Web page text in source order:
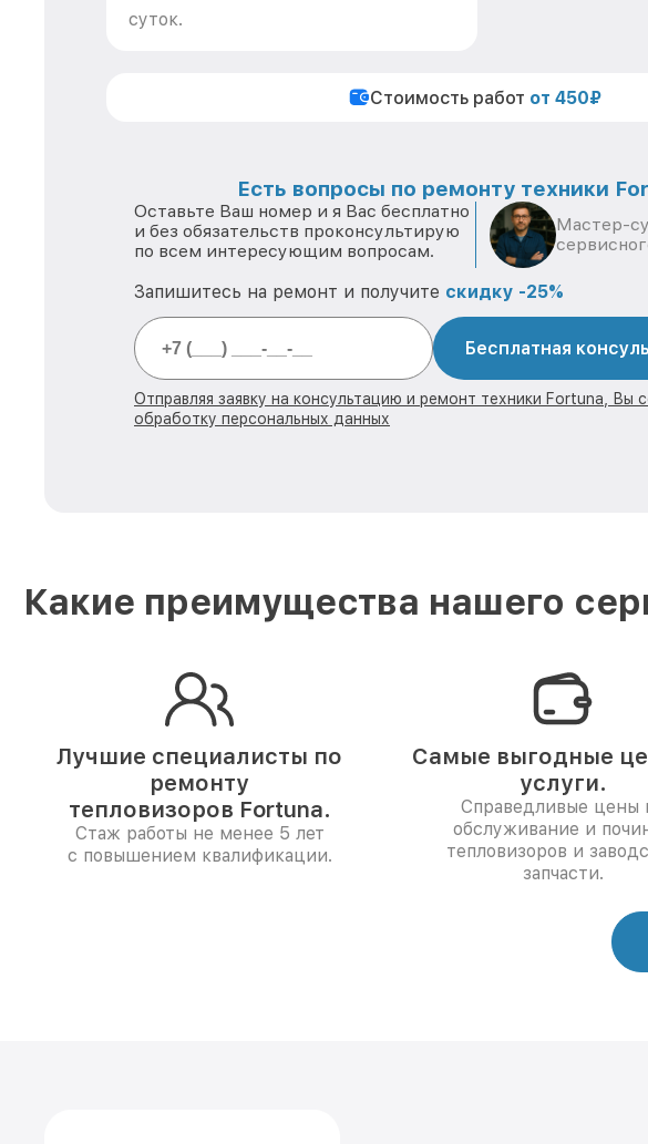
суток.
Стоимость работ от 450₽
Есть вопросы по ремонту техники
Оставьте Ваш номер и я Вас бесплатно
и без обязательств проконсультирую
по всем интересующим вопросам.
Мастер-
Запишитесь на ремонт и получите скидку -25%
Бесплатная
Отправляя заявку на консультацию и ремонт техники Fortuna, Вы
обработку персональных данных
Какие преимущества нашего
Лучшие специалисты по
ремонту
тепловизоров Fortuna.
Стаж работы не менее 5 лет
с повышением квалификации.
Самые выгодные
услуги.
Справедливые цены
обслуживание и
тепловизоров и
запчасти.